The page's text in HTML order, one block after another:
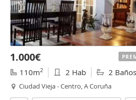
1.000€
110m2 2 Hab 2 Baños
Ciudad Vieja - Centro, A Coruña